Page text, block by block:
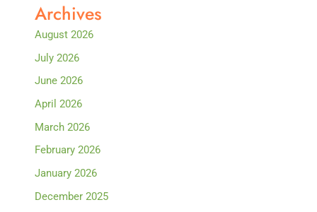
Archives
August 2026
July 2026
June 2026
April 2026
March 2026
February 2026
January 2026
December 2025